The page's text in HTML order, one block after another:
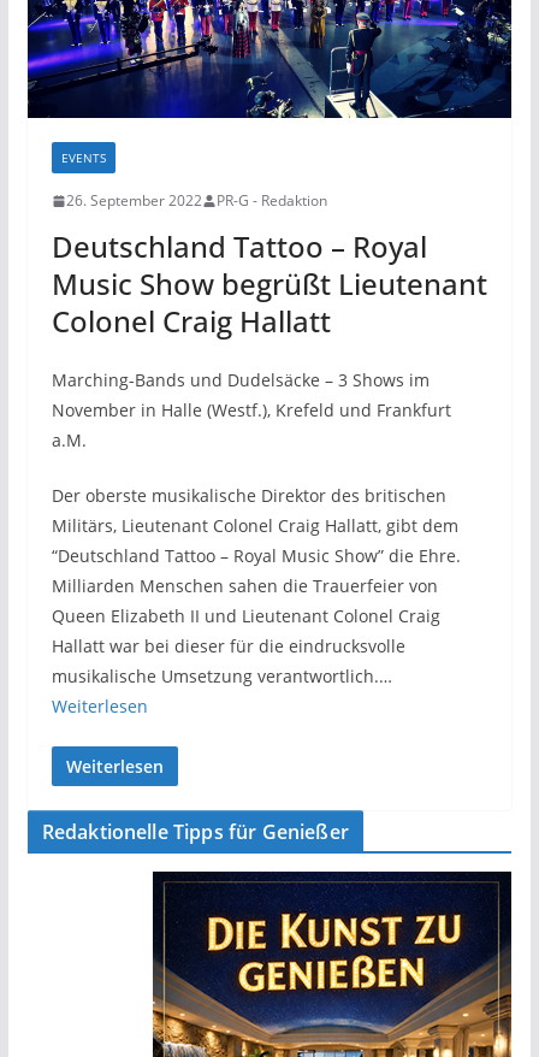
EVENTS
26. September 2022 PR-G - Redaktion
Deutschland Tattoo – Royal
Music Show begrüßt Lieutenant
Colonel Craig Hallatt
Marching-Bands und Dudelsäcke – 3 Shows im
November in Halle (Westf.), Krefeld und Frankfurt
a.M.
Der oberste musikalische Direktor des britischen
Militärs, Lieutenant Colonel Craig Hallatt, gibt dem
“Deutschland Tattoo – Royal Music Show” die Ehre.
Milliarden Menschen sahen die Trauerfeier von
Queen Elizabeth II und Lieutenant Colonel Craig
Hallatt war bei dieser für die eindrucksvolle
musikalische Umsetzung verantwortlich.…
Weiterlesen
Weiterlesen
Redaktionelle Tipps für Genießer